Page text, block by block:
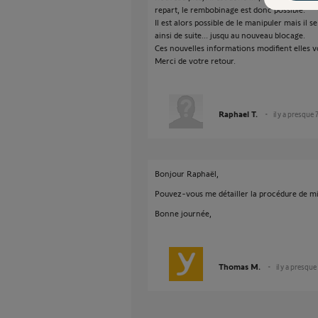
repart, le rembobinage est donc possible.
Il est alors possible de le manipuler mais il
ainsi de suite... jusqu au nouveau blocage.
Ces nouvelles informations modifient elles
Merci de votre retour.
Raphael T. il y a presque
Bonjour Raphaël,
Pouvez-vous me détailler la procédure de
Bonne journée,
Thomas M. il y a presque